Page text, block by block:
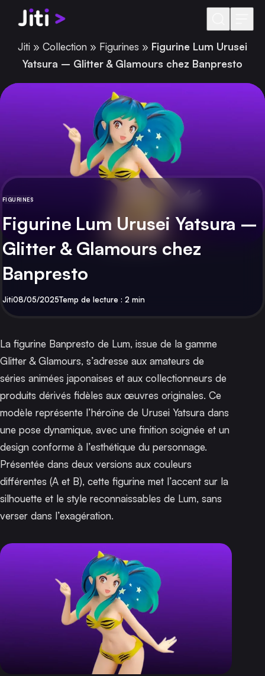
Aller au contenu
Jiti » Collection » Figurines » Figurine Lum Urusei
Yatsura – Glitter & Glamours chez Banpresto
CATÉGORIE
FIGURINES
Figurine Lum Urusei Yatsura –
Glitter & Glamours chez
Banpresto
Par
JitiPublié
08/05/2025Temp de lecture : 2 min
La figurine Banpresto de Lum, issue de la gamme
Glitter & Glamours, s’adresse aux amateurs de
séries animées japonaises et aux collectionneurs de
produits dérivés fidèles aux œuvres originales. Ce
modèle représente l’héroïne de Urusei Yatsura dans
une pose dynamique, avec une finition soignée et un
design conforme à l’esthétique du personnage.
Présentée dans deux versions aux couleurs
différentes (A et B), cette figurine met l’accent sur la
silhouette et le style reconnaissables de Lum, sans
verser dans l’exagération.